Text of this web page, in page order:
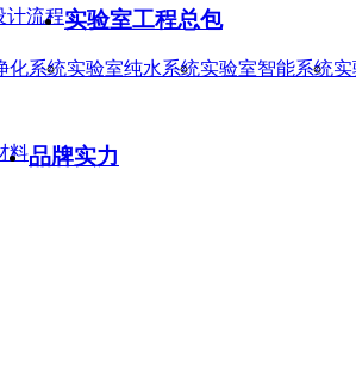
计流程实验室工程总包
化系统实验室纯水系统实验室智能系统
料品牌实力